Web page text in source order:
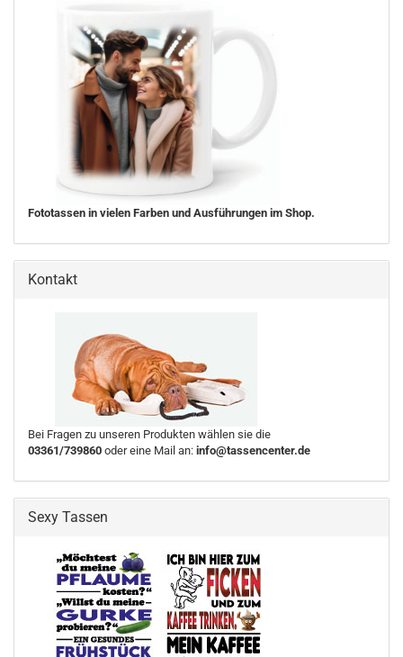
Fototassen in vielen Farben und Ausführungen im Shop.
Kontakt
Bei Fragen zu unseren Produkten wählen sie die
03361/739860 oder eine Mail an: info@tassencenter.de
Sexy Tassen